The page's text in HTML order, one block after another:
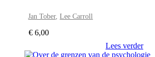
Jan Tober,Lee Carroll
€ 6,00
Lees verder